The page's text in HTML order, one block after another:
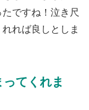
ですね！泣き尺
れば良しとしま
てくれま